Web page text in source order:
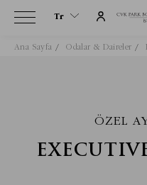
Tr
Tr
He
Ana Sayfa Odalar & Daireler
ÖZEL